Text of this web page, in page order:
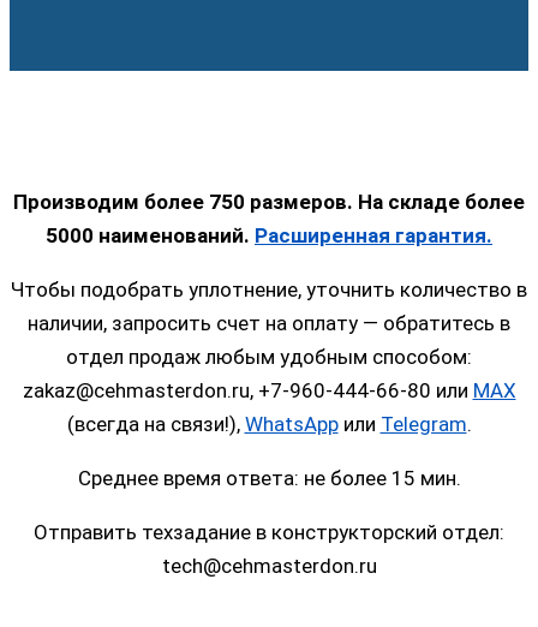
Производим более 750 размеров. На складе более
5000 наименований. Расширенная гарантия.
Чтобы подобрать уплотнение, уточнить количество в
наличии, запросить счет на оплату — обратитесь в
отдел продаж любым удобным способом:
zakaz@cehmasterdon.ru, +7-960-444-66-80 или MAX
(всегда на связи!), WhatsAppили Telegram.
Среднее время ответа: не более 15 мин.
Отправить техзадание в конструкторский отдел:
tech@cehmasterdon.ru